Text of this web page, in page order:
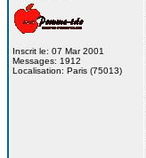
Inscrit le: 07 Mar 2001
Messages: 1912
Localisation: Paris (75013)